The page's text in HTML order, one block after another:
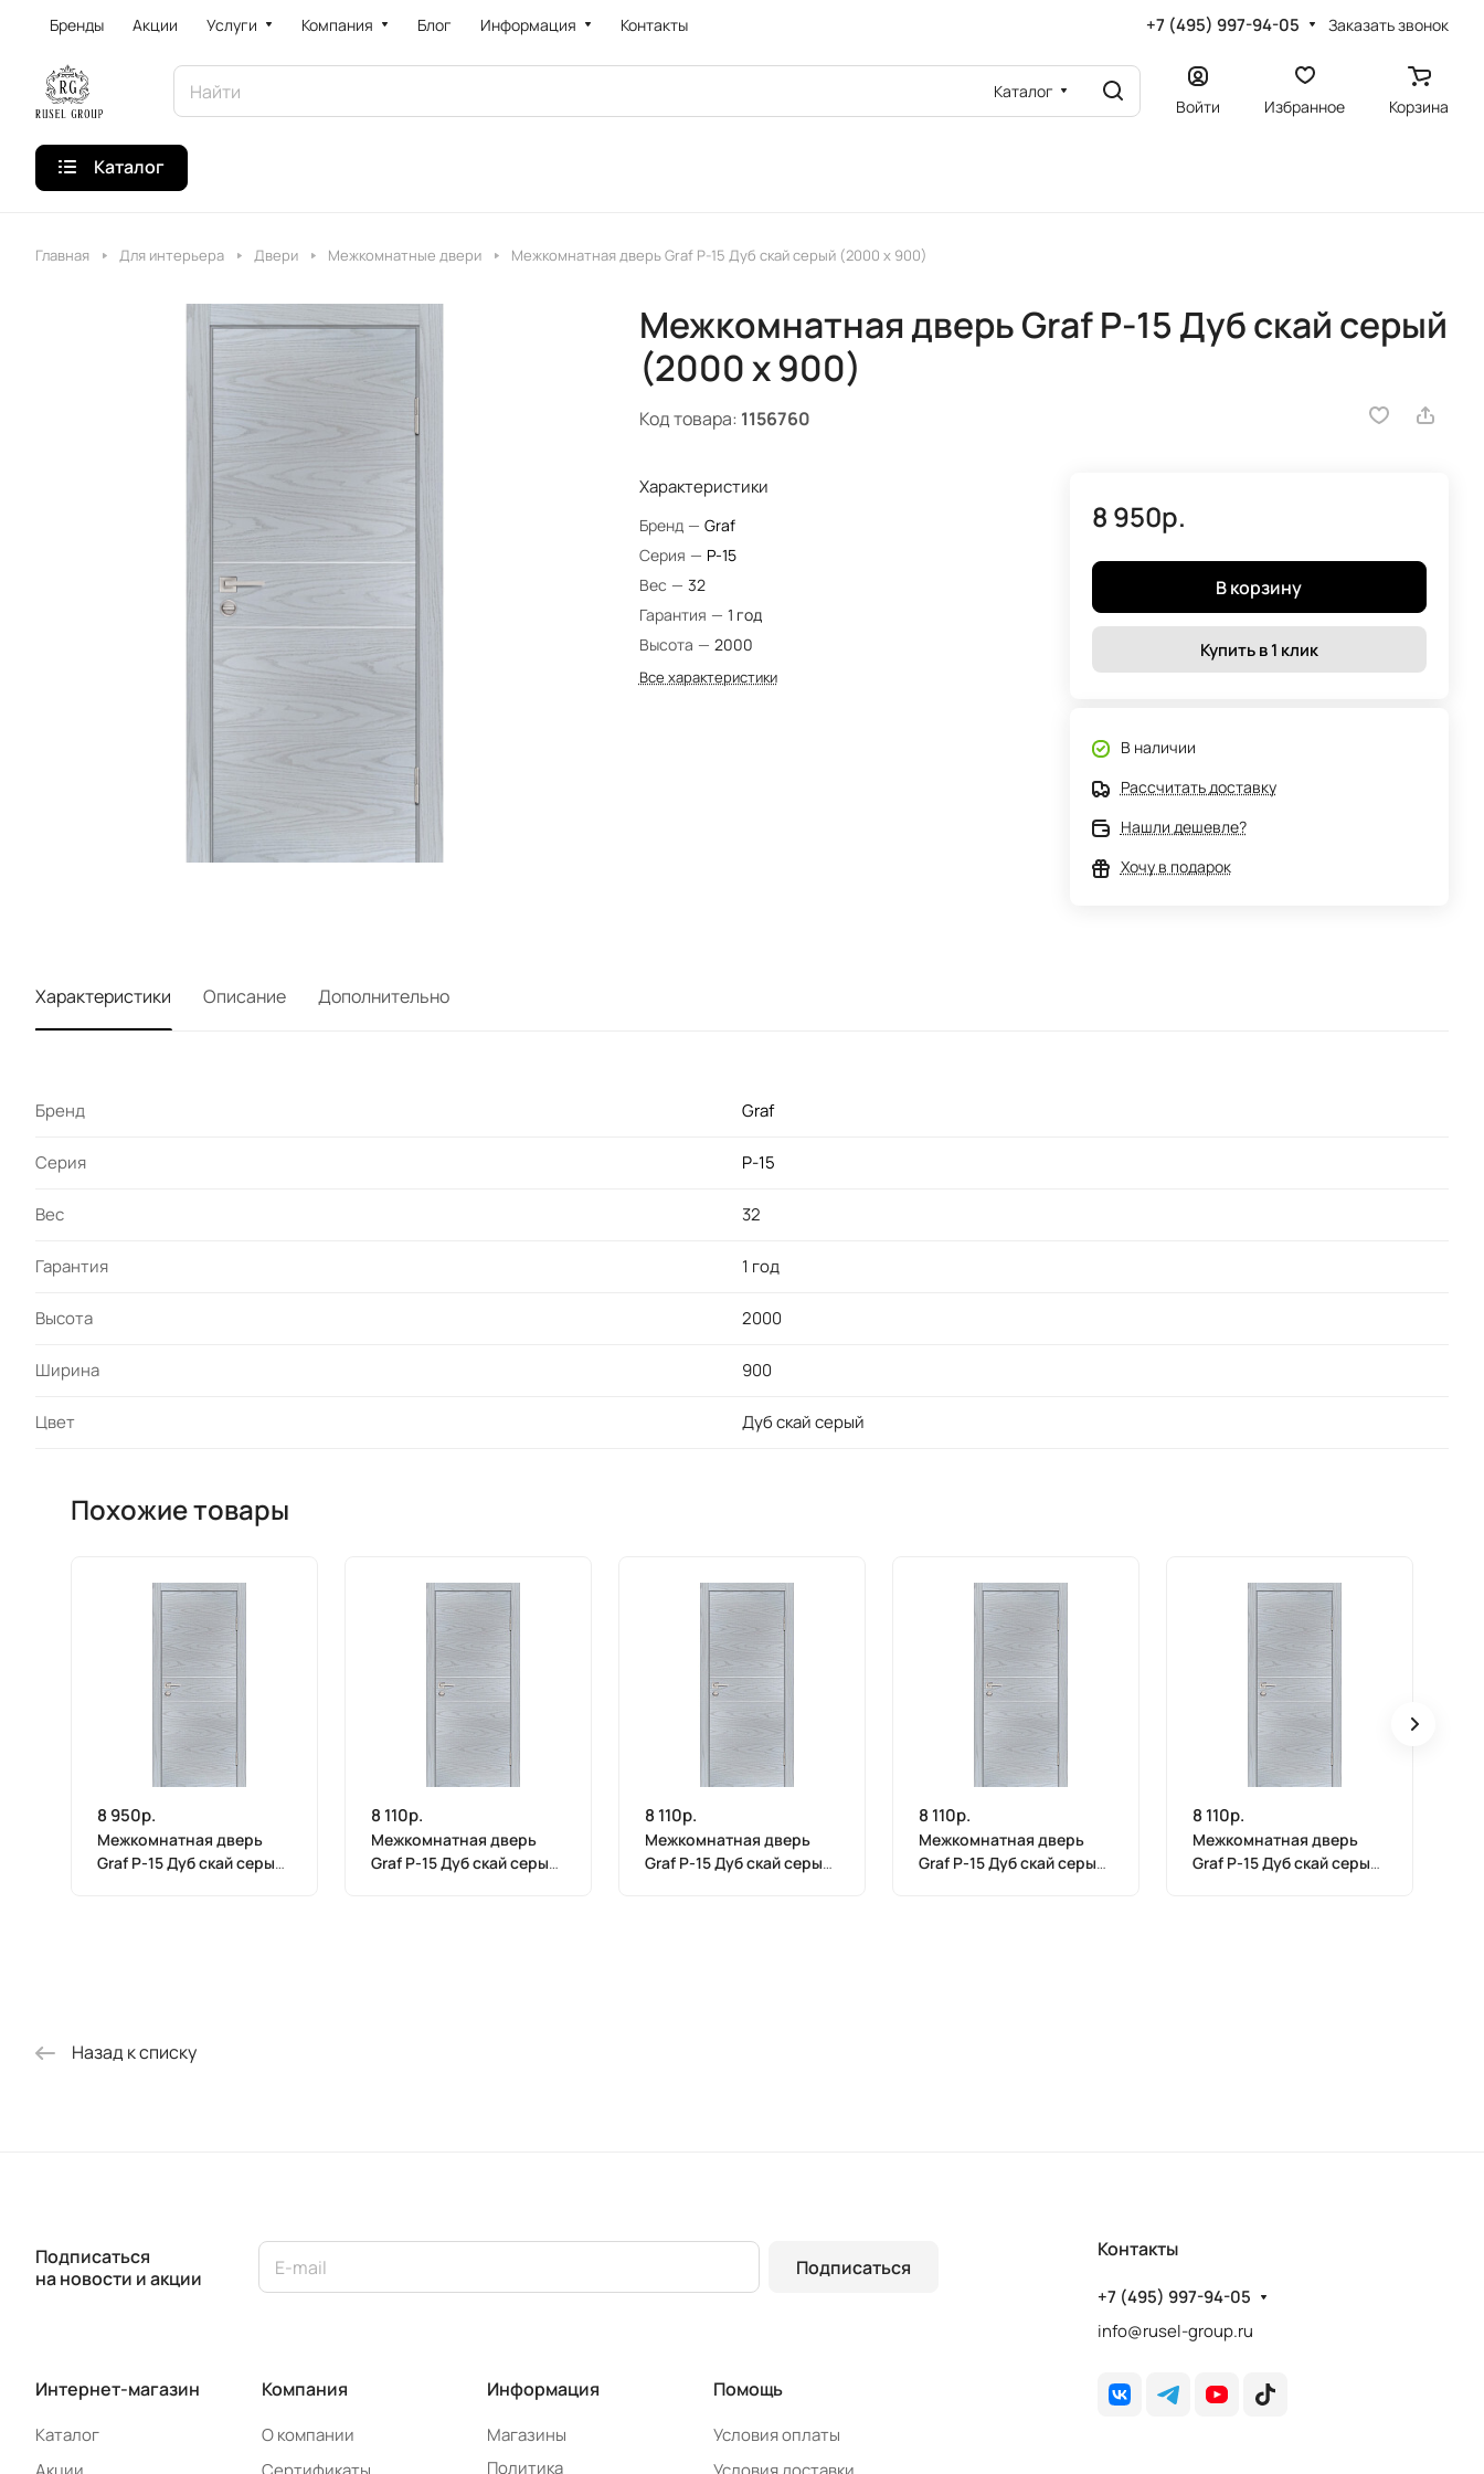
Бренды Акции Услуги Компания Блог Информация Контакты +7 (495) 997-94-05 Заказать звонок
Каталог
Войти Избранное Корзина
Каталог
Главная Для интерьера Двери Межкомнатные двери Межкомнатная дверь Graf P-15 Дуб скай серый (2000 х 900)
Межкомнатная дверь Graf P-15 Дуб скай серый
(2000 х 900)
Код товара: 1156760
Характеристики
Бренд — Graf
Серия — P-15
Вес — 32
Гарантия — 1 год
Высота — 2000
Все характеристики
8 950р.
В корзину
Купить в 1 клик
В наличии
Рассчитать доставку
Нашли дешевле?
Хочу в подарок
Характеристики Описание Дополнительно
Бренд Graf
Серия P-15
Вес 32
Гарантия 1 год
Высота 2000
Ширина 900
Цвет Дуб скай серый
Похожие товары
8 950р.
Межкомнатная дверь
Graf P-15 Дуб скай серый
8 110р.
Межкомнатная дверь
Graf P-15 Дуб скай серый
8 110р.
Межкомнатная дверь
Graf P-15 Дуб скай серый
8 110р.
Межкомнатная дверь
Graf P-15 Дуб скай серый
8 110р.
Межкомнатная дверь
Graf P-15 Дуб скай серый
Назад к списку
Подписаться
на новости и акции
Подписаться
Интернет-магазин
Каталог
Компания
О компании
Информация
Магазины
Политика
Помощь
Условия оплаты
Контакты
+7 (495) 997-94-05
info@rusel-group.ru